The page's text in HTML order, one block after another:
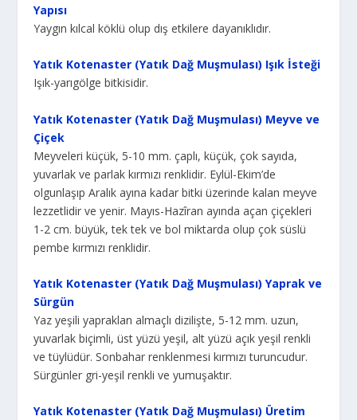
Yapısı
Yaygın kılcal köklü olup dış etkilere dayanıklıdır.
Yatık Kotenaster (Yatık Dağ Muşmulası) Işık İsteği
Işık-yarıgölge bitkisidir.
Yatık Kotenaster (Yatık Dağ Muşmulası) Meyve ve
Çiçek
Meyveleri küçük, 5-10 mm. çaplı, küçük, çok sayıda,
yuvarlak ve parlak kırmızı renk­lidir. Eylül-Ekim’de
olgunlaşıp Aralık ayına kadar bitki üzerinde kalan meyve
lezzetli­dir ve yenir. Mayıs-Hazîran ayında açan çiçekleri
1-2 cm. büyük, tek tek ve bol mik­tarda olup çok süslü
pembe kırmızı renklidir.
Yatık Kotenaster (Yatık Dağ Muşmulası) Yaprak ve
Sürgün
Yaz yeşili yapraklan almaçlı dizilişte, 5-12 mm. uzun,
yuvarlak biçimli, üst yüzü yeşil, alt yüzü açık yeşil renkli
ve tüylüdür. Sonbahar renklenmesi kırmızı turuncudur.
Sür­günler gri-yeşil renkli ve yumuşaktır.
Yatık Kotenaster (Yatık Dağ Muşmulası) Üretim